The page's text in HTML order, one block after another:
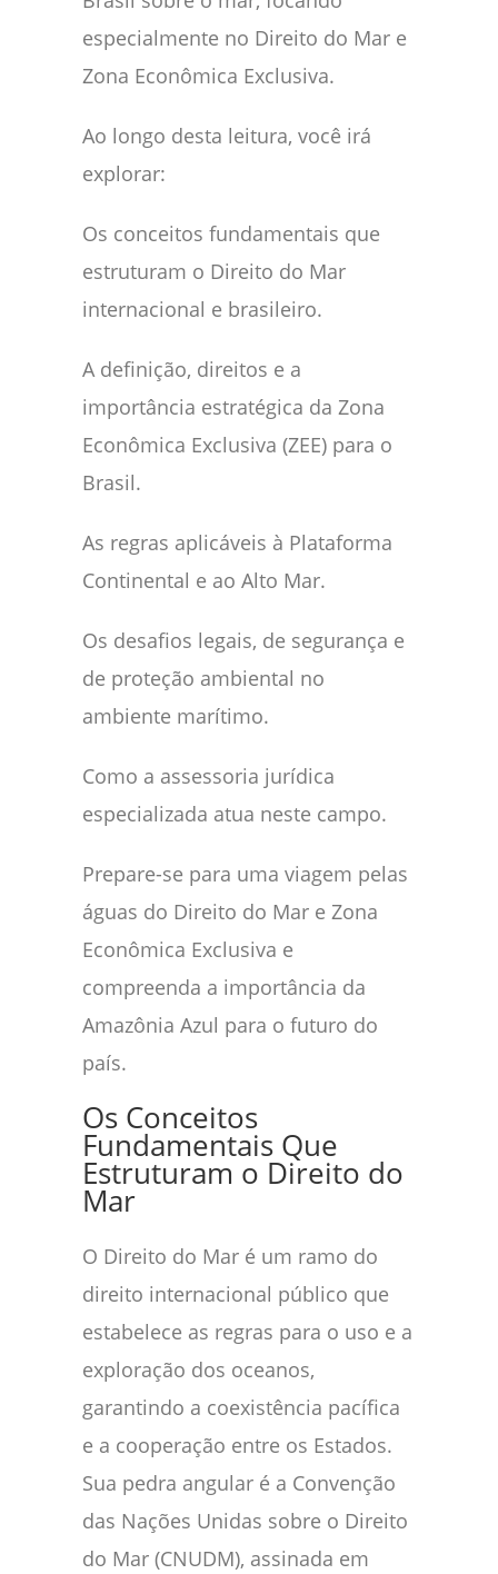
especialmente no Direito do Mar e
Zona Econômica Exclusiva.
Ao longo desta leitura, você irá
explorar:
Os conceitos fundamentais que
estruturam o Direito do Mar
internacional e brasileiro.
A definição, direitos e a
importância estratégica da Zona
Econômica Exclusiva (ZEE) para o
Brasil.
As regras aplicáveis à Plataforma
Continental e ao Alto Mar.
Os desafios legais, de segurança e
de proteção ambiental no
ambiente marítimo.
Como a assessoria jurídica
especializada atua neste campo.
Prepare-se para uma viagem pelas
águas do Direito do Mar e Zona
Econômica Exclusiva e
compreenda a importância da
Amazônia Azul para o futuro do
país.
Os Conceitos
Fundamentais Que
Estruturam o Direito do
Mar
O Direito do Mar é um ramo do
direito internacional público que
estabelece as regras para o uso e a
exploração dos oceanos,
garantindo a coexistência pacífica
e a cooperação entre os Estados.
Sua pedra angular é a Convenção
das Nações Unidas sobre o Direito
do Mar (CNUDM), assinada em